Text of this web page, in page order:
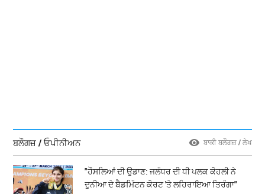
ਬਲੌਗਜ਼ / ਓਪੀਨੀਅਨ ਬਾਕੀ ਬਲੌਗਜ਼ / ਲੇਖ
"ਹੌਸਲਿਆਂ ਦੀ ਉਡਾਣ: ਜਲੰਧਰ ਦੀ ਧੀ ਪਲਕ ਕੋਹਲੀ ਨੇ
ਦੁਨੀਆ ਦੇ ਬੈਡਮਿੰਟਨ ਕੋਰਟ 'ਤੇ ਲਹਿਰਾਇਆ ਤਿਰੰਗਾ"